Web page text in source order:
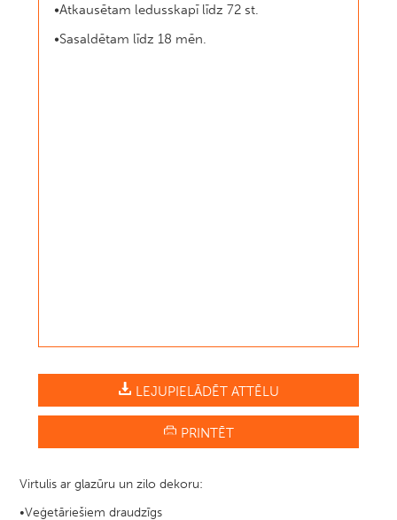
•Atkausētam ledusskapī līdz 72 st.
•Sasaldētam līdz 18 mēn.
LEJUPIELĀDĒT ATTĒLU
PRINTĒT
Virtulis ar glazūru un zilo dekoru:
•Veģetāriešiem draudzīgs